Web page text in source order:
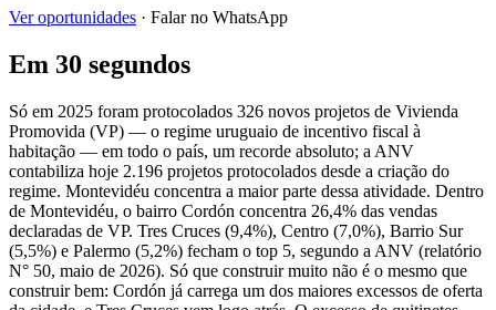
Ver oportunidades · Falar no WhatsApp
Em 30 segundos
Só em 2025 foram protocolados 326 novos projetos de Vivienda
Promovida (VP) — o regime uruguaio de incentivo fiscal à
habitação — em todo o país, um recorde absoluto; a ANV
contabiliza hoje 2.196 projetos protocolados desde a criação do
regime. Montevidéu concentra a maior parte dessa atividade. Dentro
de Montevidéu, o bairro Cordón concentra 26,4% das vendas
declaradas de VP. Tres Cruces (9,4%), Centro (7,0%), Barrio Sur
(5,5%) e Palermo (5,2%) fecham o top 5, segundo a ANV (relatório
N° 50, maio de 2026). Só que construir muito não é o mesmo que
construir bem: Cordón já carrega um dos maiores excessos de oferta